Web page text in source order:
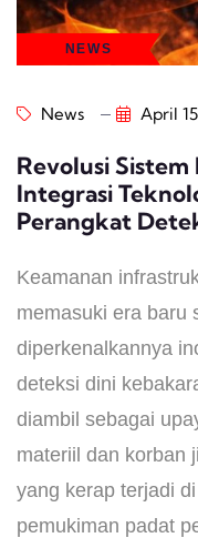
NEWS
News April
Revolusi Sistem
Integrasi
Perangkat
Keamanan
memasuki era baru
diperkenalkannya
deteksi dini
diambil sebagai
materiil dan korban
yang kerap terjadi
pemukiman padat